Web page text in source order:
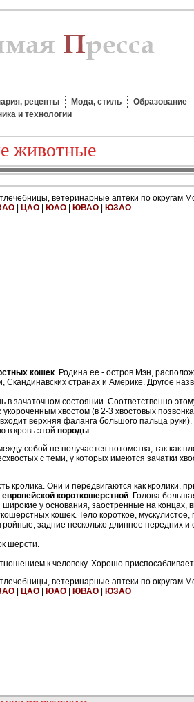
рецепты Мода, стиль Образование
и технологии
животные
ветеринарные аптеки по округам
ЦАО ЮАО ЮВАО ЮЗАО
кошек. Родина ее - остров Мэн,
Скандинавских странах и Америке. Другое
зачаточном состоянии. Соответственно
хвостом (в 2-3 хвостовых
верхняя фаланга большого пальца
в кровь этой породы.
собой не получается потомства, так как
с теми, у которых имеются зачатки
кролика. Они и передвигаются как кролики,
европейской короткошерстной. Голова
у основания, заостренные на концах,
кошек. Тело короткое,
задние несколько длиннее передних и
шерсти.
к человеку. Хорошо
ветеринарные аптеки по округам
ЦАО ЮАО ЮВАО
ЮЗАО